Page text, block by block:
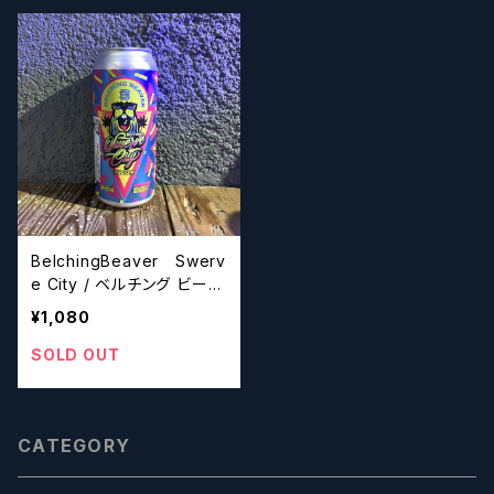
BelchingBeaver Swerv
e City / ベルチング ビーバ
ー スワーヴ シティ【クラフ
トビール】
¥1,080
SOLD OUT
CATEGORY